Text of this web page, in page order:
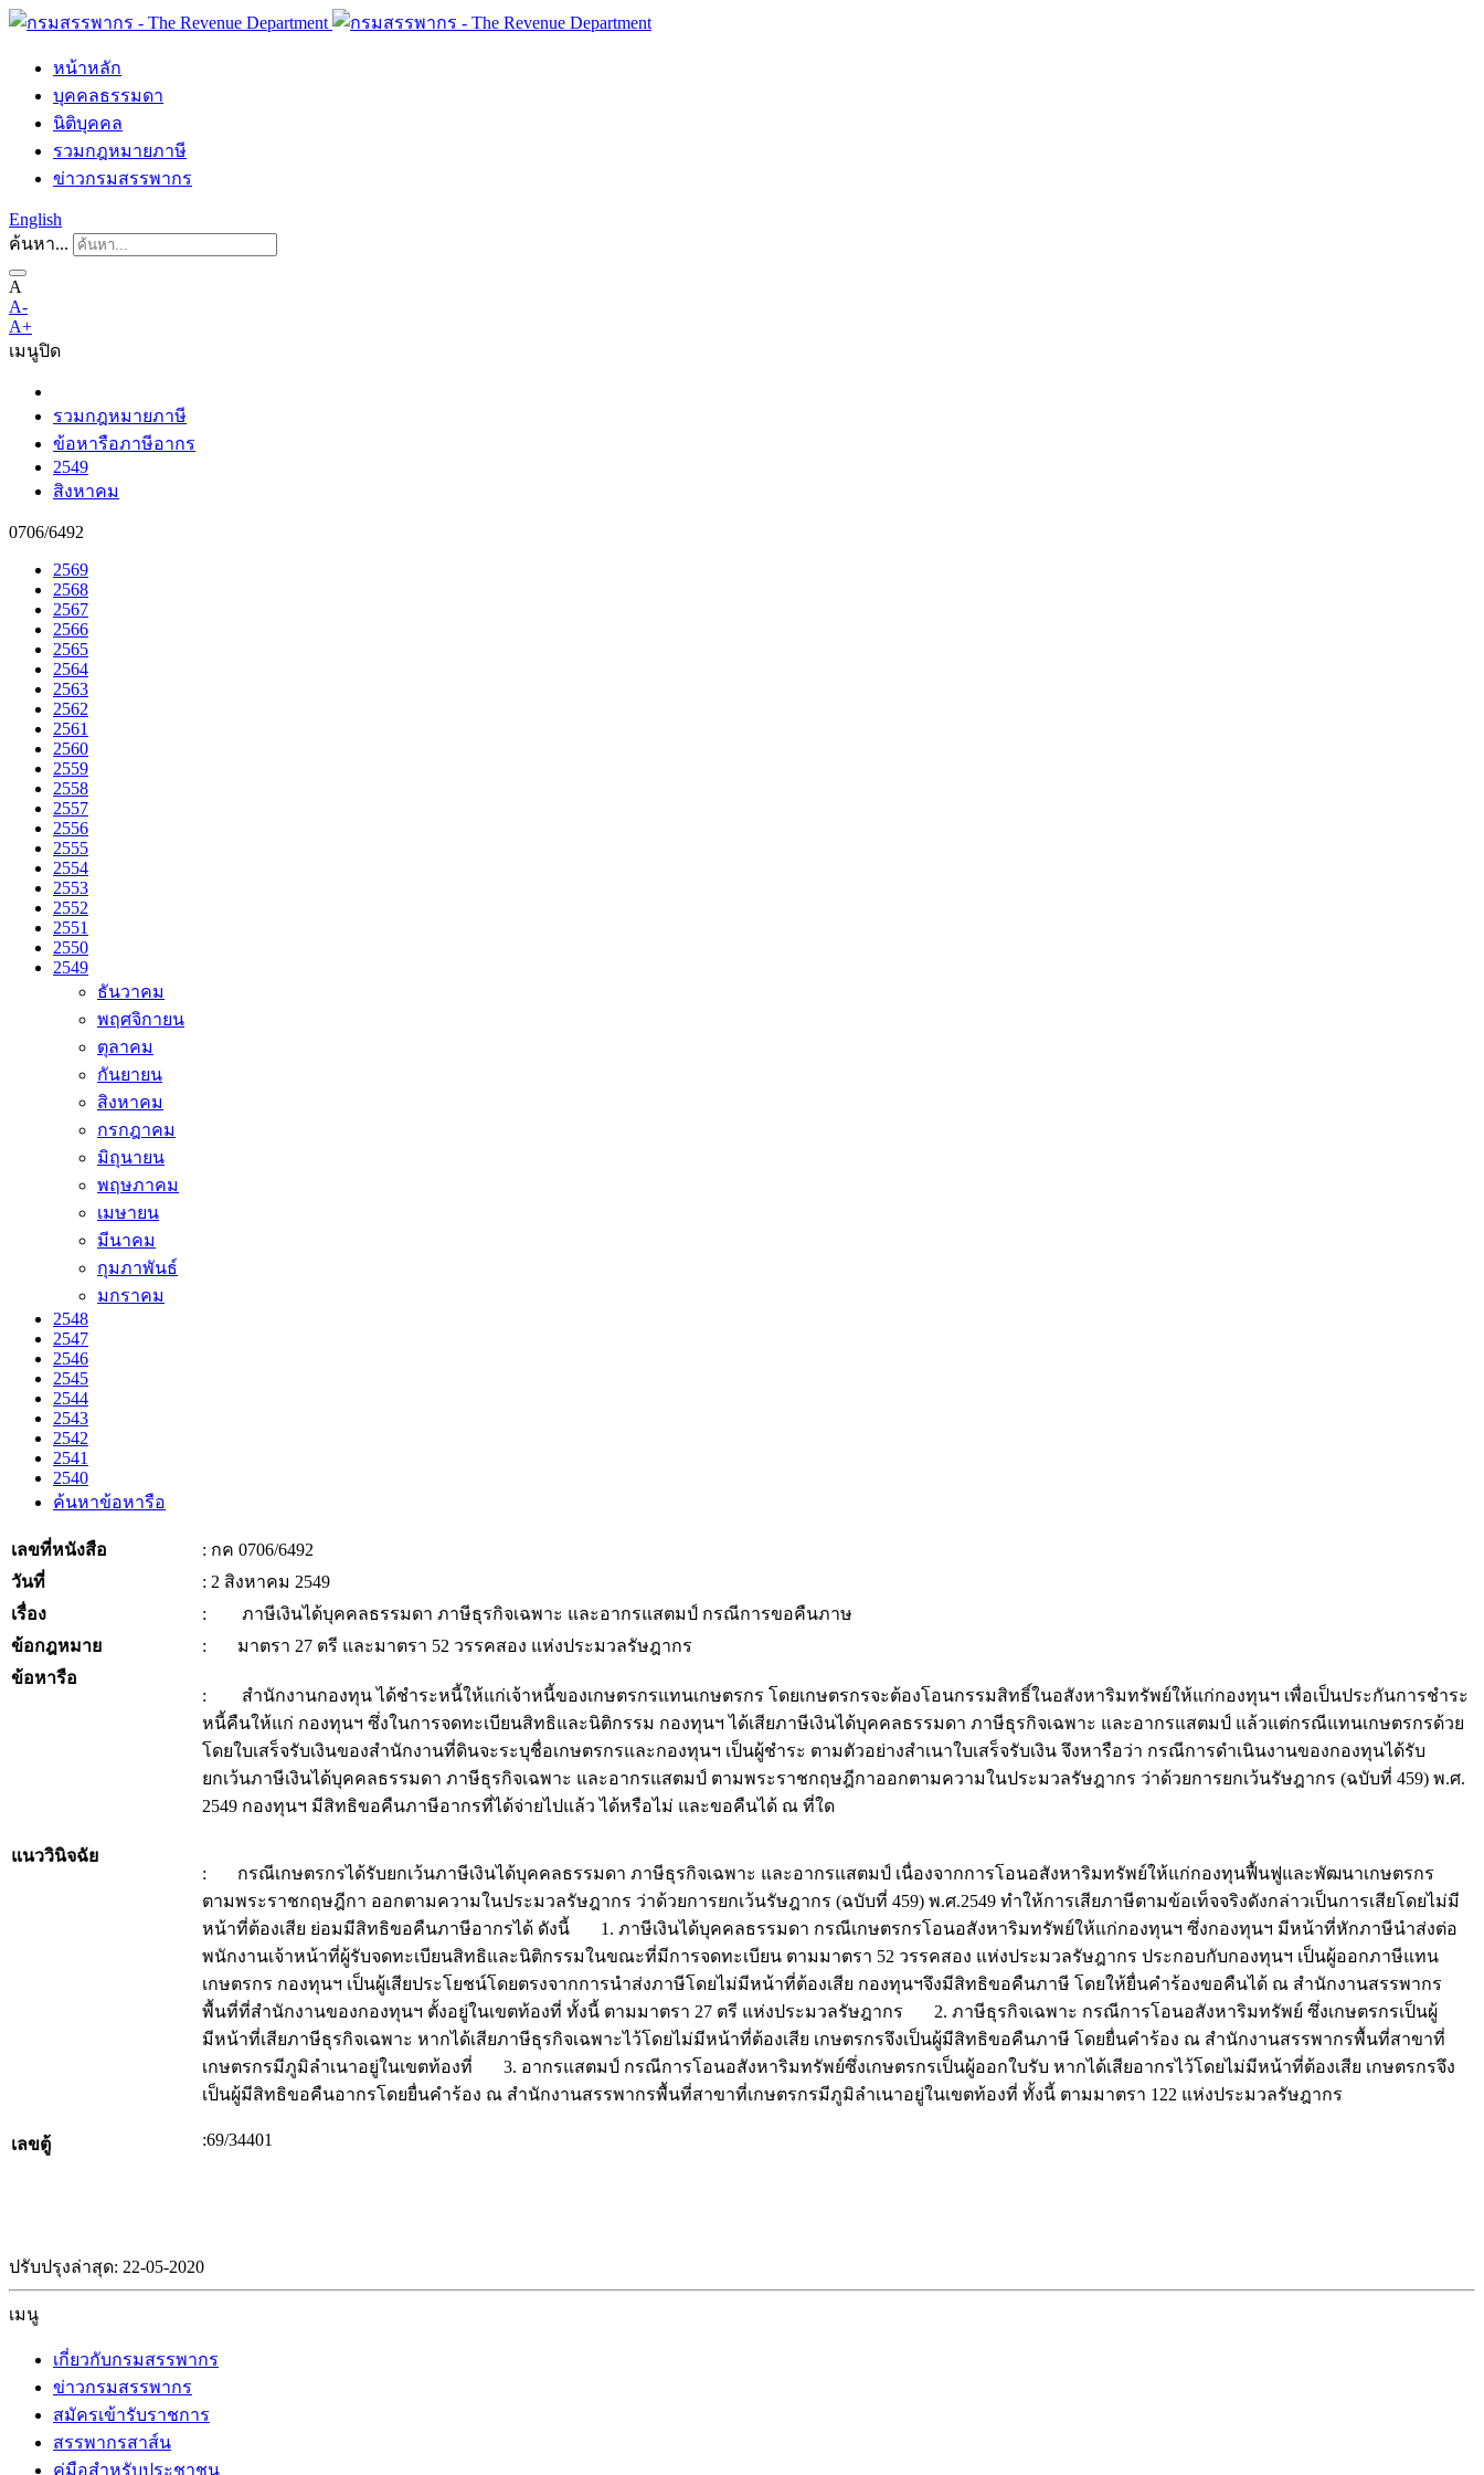
หน้าหลัก
บุคคลธรรมดา
นิติบุคคล
รวมกฎหมายภาษี
ข่าวกรมสรรพากร
English
ค้นหา...
A
A-
A+
เมนูปิด
รวมกฎหมายภาษี
ข้อหารือภาษีอากร
2549
สิงหาคม
0706/6492
2569
2568
2567
2566
2565
2564
2563
2562
2561
2560
2559
2558
2557
2556
2555
2554
2553
2552
2551
2550
2549
ธันวาคม
พฤศจิกายน
ตุลาคม
กันยายน
สิงหาคม
กรกฎาคม
มิถุนายน
พฤษภาคม
เมษายน
มีนาคม
กุมภาพันธ์
มกราคม
2548
2547
2546
2545
2544
2543
2542
2541
2540
ค้นหาข้อหารือ
เลขที่หนังสือ
: กค 0706/6492
วันที่
: 2 สิงหาคม 2549
เรื่อง
: ภาษีเงินได้บุคคลธรรมดา ภาษีธุรกิจเฉพาะ และอากรแสตมป์ กรณีการขอคืนภาษ
ข้อกฎหมาย
: มาตรา 27 ตรี และมาตรา 52 วรรคสอง แห่งประมวลรัษฎากร
ข้อหารือ
: สำนักงานกองทุน ได้ชำระหนี้ให้แก่เจ้าหนี้ของเกษตรกรแทนเกษตรกร โดยเกษตรกรจะต้องโอนกรรมสิทธิ์ในอสังหาริมทรัพย์ให้แก่กองทุนฯ เพื่อเป็นประกันการชำระ
หนี้คืนให้แก่ กองทุนฯ ซึ่งในการจดทะเบียนสิทธิและนิติกรรม กองทุนฯ ได้เสียภาษีเงินได้บุคคลธรรมดา ภาษีธุรกิจเฉพาะ และอากรแสตมป์ แล้วแต่กรณีแทนเกษตรกรด้วย
โดยใบเสร็จรับเงินของสำนักงานที่ดินจะระบุชื่อเกษตรกรและกองทุนฯ เป็นผู้ชำระ ตามตัวอย่างสำเนาใบเสร็จรับเงิน จึงหารือว่า กรณีการดำเนินงานของกองทุนได้รับ
ยกเว้นภาษีเงินได้บุคคลธรรมดา ภาษีธุรกิจเฉพาะ และอากรแสตมป์ ตามพระราชกฤษฎีกาออกตามความในประมวลรัษฎากร ว่าด้วยการยกเว้นรัษฎากร (ฉบับที่ 459) พ.ศ.
2549 กองทุนฯ มีสิทธิขอคืนภาษีอากรที่ได้จ่ายไปแล้ว ได้หรือไม่ และขอคืนได้ ณ ที่ใด
แนววินิจฉัย
: กรณีเกษตรกรได้รับยกเว้นภาษีเงินได้บุคคลธรรมดา ภาษีธุรกิจเฉพาะ และอากรแสตมป์ เนื่องจากการโอนอสังหาริมทรัพย์ให้แก่กองทุนฟื้นฟูและพัฒนาเกษตรกร
ตามพระราชกฤษฎีกา ออกตามความในประมวลรัษฎากร ว่าด้วยการยกเว้นรัษฎากร (ฉบับที่ 459) พ.ศ.2549 ทำให้การเสียภาษีตามข้อเท็จจริงดังกล่าวเป็นการเสียโดยไม่มี
หน้าที่ต้องเสีย ย่อมมีสิทธิขอคืนภาษีอากรได้ ดังนี้ 1. ภาษีเงินได้บุคคลธรรมดา กรณีเกษตรกรโอนอสังหาริมทรัพย์ให้แก่กองทุนฯ ซึ่งกองทุนฯ มีหน้าที่หักภาษีนำส่งต่อ
พนักงานเจ้าหน้าที่ผู้รับจดทะเบียนสิทธิและนิติกรรมในขณะที่มีการจดทะเบียน ตามมาตรา 52 วรรคสอง แห่งประมวลรัษฎากร ประกอบกับกองทุนฯ เป็นผู้ออกภาษีแทน
เกษตรกร กองทุนฯ เป็นผู้เสียประโยชน์โดยตรงจากการนำส่งภาษีโดยไม่มีหน้าที่ต้องเสีย กองทุนฯจึงมีสิทธิขอคืนภาษี โดยให้ยื่นคำร้องขอคืนได้ ณ สำนักงานสรรพากร
พื้นที่ที่สำนักงานของกองทุนฯ ตั้งอยู่ในเขตท้องที่ ทั้งนี้ ตามมาตรา 27 ตรี แห่งประมวลรัษฎากร 2. ภาษีธุรกิจเฉพาะ กรณีการโอนอสังหาริมทรัพย์ ซึ่งเกษตรกรเป็นผู้
มีหน้าที่เสียภาษีธุรกิจเฉพาะ หากได้เสียภาษีธุรกิจเฉพาะไว้โดยไม่มีหน้าที่ต้องเสีย เกษตรกรจึงเป็นผู้มีสิทธิขอคืนภาษี โดยยื่นคำร้อง ณ สำนักงานสรรพากรพื้นที่สาขาที่
เกษตรกรมีภูมิลำเนาอยู่ในเขตท้องที่ 3. อากรแสตมป์ กรณีการโอนอสังหาริมทรัพย์ซึ่งเกษตรกรเป็นผู้ออกใบรับ หากได้เสียอากรไว้โดยไม่มีหน้าที่ต้องเสีย เกษตรกรจึง
เป็นผู้มีสิทธิขอคืนอากรโดยยื่นคำร้อง ณ สำนักงานสรรพากรพื้นที่สาขาที่เกษตรกรมีภูมิลำเนาอยู่ในเขตท้องที่ ทั้งนี้ ตามมาตรา 122 แห่งประมวลรัษฎากร
เลขตู้ :69/34401
ปรับปรุงล่าสุด: 22-05-2020
เมนู
เกี่ยวกับกรมสรรพากร
ข่าวกรมสรรพากร
สมัครเข้ารับราชการ
สรรพากรสาส์น
คู่มือสำหรับประชาชน